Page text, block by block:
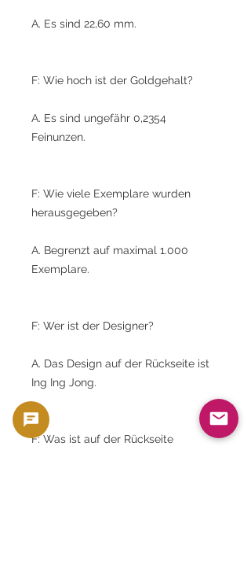
A. Es sind 22,60 mm.
F: Wie hoch ist der Goldgehalt?
A. Es sind ungefähr 0,2354
Feinunzen.
F: Wie viele Exemplare wurden
herausgegeben?
A. Begrenzt auf maximal 1.000
Exemplare.
F: Wer ist der Designer?
A. Das Design auf der Rückseite ist
Ing Ing Jong.
F: Was ist auf der Rückseite